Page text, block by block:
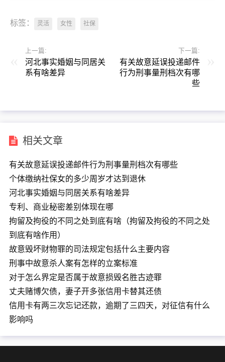
标签： 灵活 女性 社保
上一篇:
河北事实婚姻与同居关
系有啥差异
下一篇:
有关故意延误投递邮件
行为刑事量刑档次有哪
些
相关文章
有关故意延误投递邮件行为刑事量刑档次有哪些
个体缴纳社保女的多少周岁才达到退休
河北事实婚姻与同居关系有啥差异
专利、商业秘密差别体现在哪
拘留及拘役的不同之处到底有啥（拘留及拘役的不同之处
到底有啥作用）
故意毁坏财物罪的司法规定包括什么主要内容
刑事中故意杀人案有怎样的立案标准
对于怎么界定是否属于故意损毁名胜古迹罪
丈夫赌博欠债，妻子开多张信用卡替其还债
信用卡有两三次忘记还款，逾期了三四天，对征信有什么
影响吗